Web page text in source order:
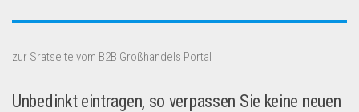
zur Sratseite vom B2B Großhandels Portal
Unbedinkt eintragen, so verpassen Sie keine neuen